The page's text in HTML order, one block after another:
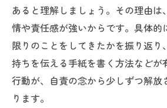
あると理解しましょう。その理由は
情や責任感が強いからです。具体的
限りのことをしてきたかを振り返り
持ちを伝える手紙を書く方法などが
行動が、自責の念から少しずつ解放
ります。